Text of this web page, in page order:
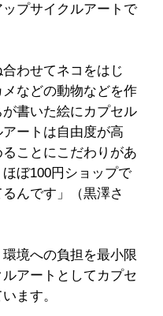
プサイクルアートで
わせてネコをはじ
などの動物などを作
書いた絵にカプセル
ートは自由度が高
ことにこだわりがあ
ぼ100円ショップで
んです」（黒澤さ
境への負担を最小限
アートとしてカプセ
ます。